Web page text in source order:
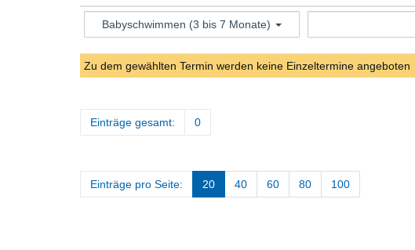
Babyschwimmen (3 bis 7 Monate)
Zu dem gewählten Termin werden keine Einzeltermine angeboten
Einträge gesamt: 0
Einträge pro Seite: 20 40 60 80 100